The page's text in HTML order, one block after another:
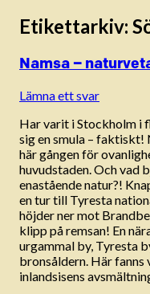
Etikettarkiv:
Namsa –
Lämna ett svar
Har varit i Stockholm i
sig en smula – faktiskt!
här gången för
huvudstaden. Och vad
enastående natur?!
en tur till Tyresta
höjder ner mot
klipp på remsan! En
urgammal by, Tyresta
bronsåldern. Här
inlandsisens